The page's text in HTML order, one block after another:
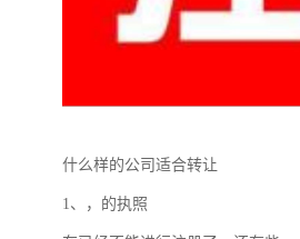
什么样的公司适合转让
1、，的执照